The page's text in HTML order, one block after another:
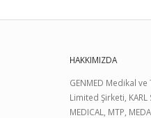
HAKKIMIZDA
GENMED Medikal
Limited Şirketi, KARL
MEDICAL, MTP,